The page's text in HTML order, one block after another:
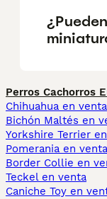
Perros Cachorros
Chihuahua en venta
Bichón Maltés en
Yorkshire Terrier
Pomerania en venta
Border Collie en
Teckel en venta
Caniche Toy en